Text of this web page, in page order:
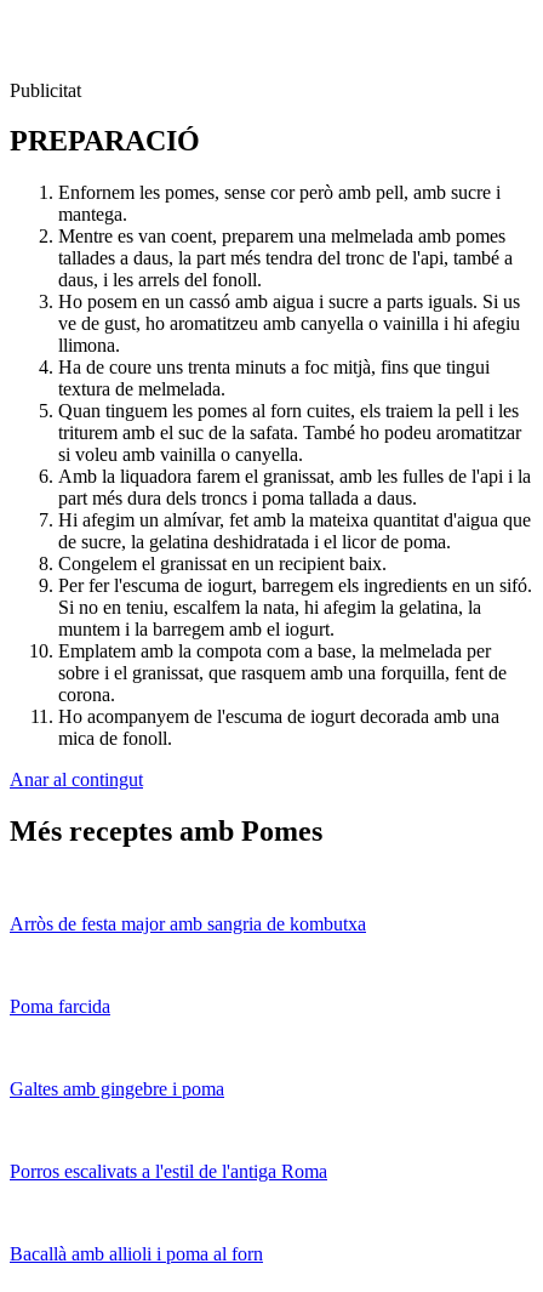
Publicitat
PREPARACIÓ
Enfornem les pomes, sense cor però amb pell, amb sucre i
mantega.
Mentre es van coent, preparem una melmelada amb pomes
tallades a daus, la part més tendra del tronc de l'api, també a
daus, i les arrels del fonoll.
Ho posem en un cassó amb aigua i sucre a parts iguals. Si us
ve de gust, ho aromatitzeu amb canyella o vainilla i hi afegiu
llimona.
Ha de coure uns trenta minuts a foc mitjà, fins que tingui
textura de melmelada.
Quan tinguem les pomes al forn cuites, els traiem la pell i les
triturem amb el suc de la safata. També ho podeu aromatitzar
si voleu amb vainilla o canyella.
Amb la liquadora farem el granissat, amb les fulles de l'api i la
part més dura dels troncs i poma tallada a daus.
Hi afegim un almívar, fet amb la mateixa quantitat d'aigua que
de sucre, la gelatina deshidratada i el licor de poma.
Congelem el granissat en un recipient baix.
Per fer l'escuma de iogurt, barregem els ingredients en un sifó.
Si no en teniu, escalfem la nata, hi afegim la gelatina, la
muntem i la barregem amb el iogurt.
Emplatem amb la compota com a base, la melmelada per
sobre i el granissat, que rasquem amb una forquilla, fent de
corona.
Ho acompanyem de l'escuma de iogurt decorada amb una
mica de fonoll.
Anar al contingut
Més receptes amb Pomes
Arròs de festa major amb sangria de kombutxa
Poma farcida
Galtes amb gingebre i poma
Porros escalivats a l'estil de l'antiga Roma
Bacallà amb allioli i poma al forn